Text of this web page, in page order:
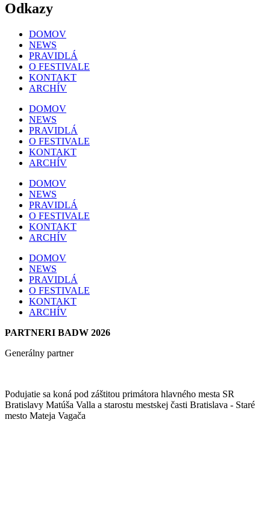
Odkazy
DOMOV
NEWS
PRAVIDLÁ
O FESTIVALE
KONTAKT
ARCHÍV
DOMOV
NEWS
PRAVIDLÁ
O FESTIVALE
KONTAKT
ARCHÍV
DOMOV
NEWS
PRAVIDLÁ
O FESTIVALE
KONTAKT
ARCHÍV
DOMOV
NEWS
PRAVIDLÁ
O FESTIVALE
KONTAKT
ARCHÍV
PARTNERI BADW 2026
Generálny partner
Podujatie sa koná pod záštitou primátora hlavného mesta SR
Bratislavy Matúša Valla a starostu mestskej časti Bratislava - Staré
mesto Mateja Vagača